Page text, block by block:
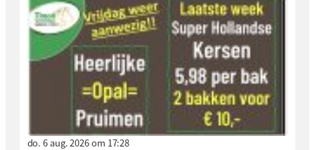
do. 6 aug. 2026 om 17:28